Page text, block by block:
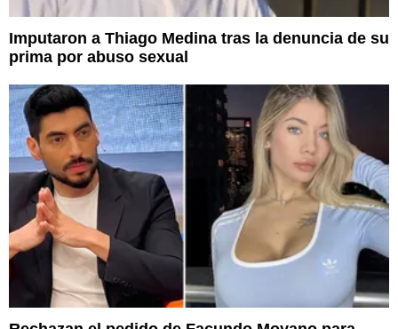
Imputaron a Thiago Medina tras la denuncia de su
prima por abuso sexual